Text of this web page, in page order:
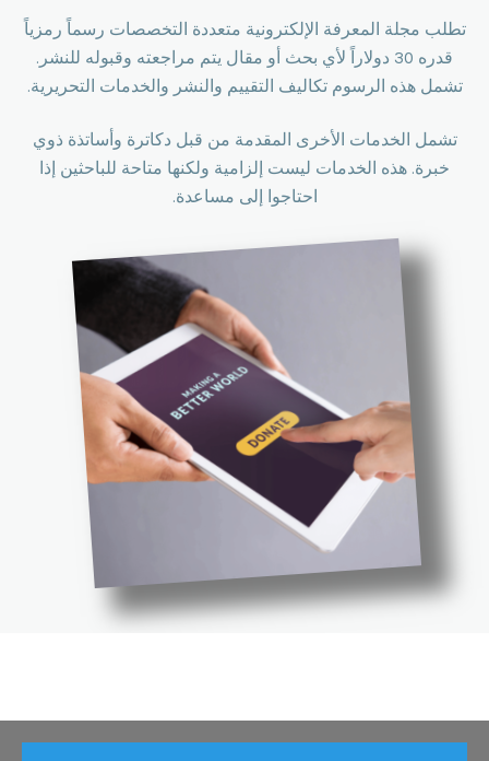
تطلب مجلة المعرفة الإلكترونية متعددة التخصصات رسماً رمزياً
قدره 30 دولاراً لأي بحث أو مقال يتم مراجعته وقبوله للنشر.
تشمل هذه الرسوم تكاليف التقييم والنشر والخدمات التحريرية.
تشمل الخدمات الأخرى المقدمة من قبل دكاترة وأساتذة ذوي
خبرة. هذه الخدمات ليست إلزامية ولكنها متاحة للباحثين إذا
احتاجوا إلى مساعدة.